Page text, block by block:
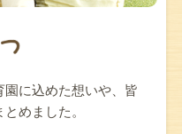
園に込めた想いや、皆
めました。